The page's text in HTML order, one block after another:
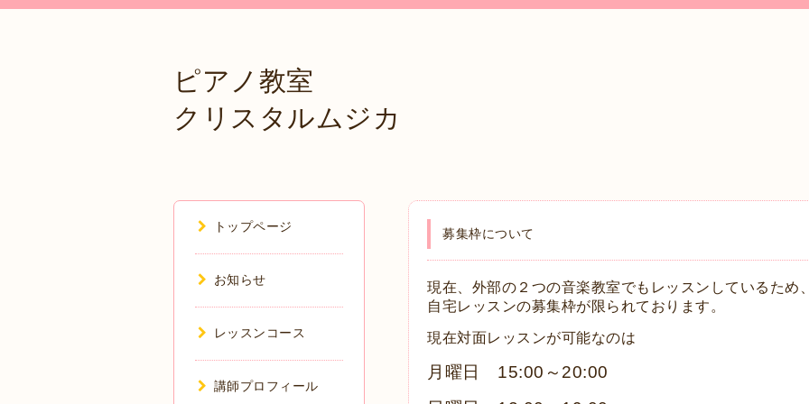
ピアノ教室
クリスタルムジカ
募集枠について
現在、外部の２つの音楽教室でもレッスンしているため
自宅レッスンの募集枠が限られております。
現在対面レッスンが可能なのは
月曜日 15:00～20:00
トップページ
お知らせ
レッスンコース
講師プロフィール